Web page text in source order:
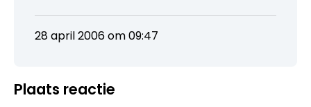
28 april 2006 om 09:47
Plaats reactie